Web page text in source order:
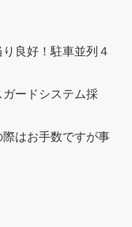
良好！駐車並列４
ードシステム採
はお手数ですが事